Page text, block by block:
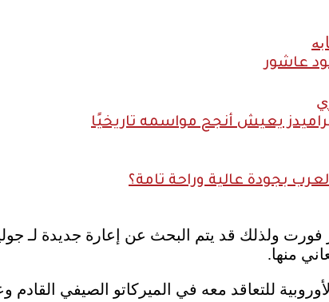
عاشور
بجودة عالية وراحة تامة؟
فورت ولذلك قد يتم البحث عن إعارة جديدة لـ
منها.
للتعاقد معه في الميركاتو الصيفي القادم